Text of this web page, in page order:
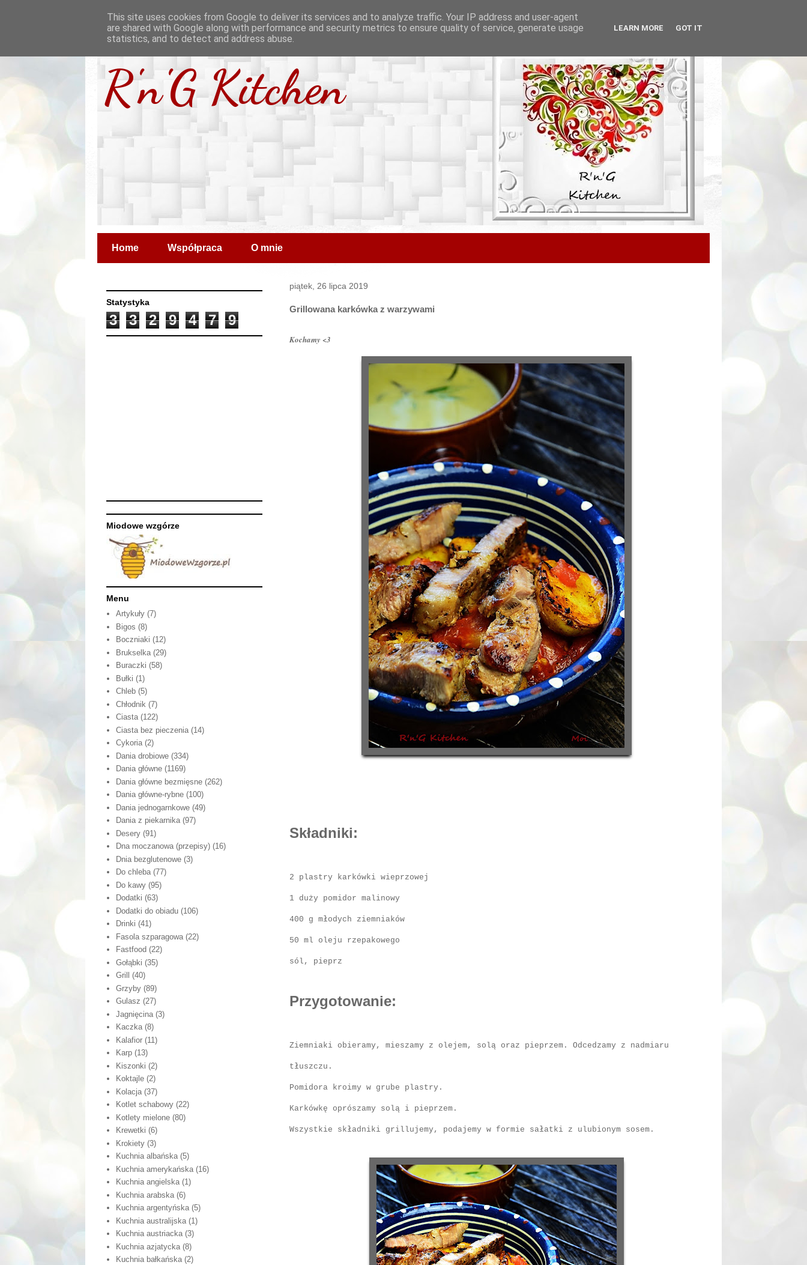
R'n'G Kitchen
Home Współpraca O mnie
piątek, 26 lipca 2019
Grillowana karkówka z warzywami
Kochamy <3
Składniki:
2 plastry karkówki wieprzowej
1 duży pomidor malinowy
400 g młodych ziemniaków
50 ml oleju rzepakowego
sól, pieprz
Przygotowanie:
Ziemniaki obieramy, mieszamy z olejem, solą oraz pieprzem. Odcedzamy z nadmiaru
tłuszczu.
Pomidora kroimy w grube plastry.
Karkówkę oprószamy solą i pieprzem.
Wszystkie składniki grillujemy, podajemy w formie sałatki z ulubionym sosem.
Statystyka
3 3 2 9 4 7 9
Miodowe wzgórze
Menu
Artykuły (7)
Bigos (8)
Boczniaki (12)
Brukselka (29)
Buraczki (58)
Bułki (1)
Chleb (5)
Chłodnik (7)
Ciasta (122)
Ciasta bez pieczenia (14)
Cykoria (2)
Dania drobiowe (334)
Dania główne (1169)
Dania główne bezmięsne (262)
Dania główne-rybne (100)
Dania jednogarnkowe (49)
Dania z piekarnika (97)
Desery (91)
Dna moczanowa (przepisy) (16)
Dnia bezglutenowe (3)
Do chleba (77)
Do kawy (95)
Dodatki (63)
Dodatki do obiadu (106)
Drinki (41)
Fasola szparagowa (22)
Fastfood (22)
Gołąbki (35)
Grill
(40)
Grzyby (89)
Gulasz (27)
Jagnięcina (3)
Kaczka (8)
Kalafior (11)
Karp (13)
Kiszonki (2)
Koktajle (2)
Kolacja (37)
Kotlet schabowy (22)
Kotlety mielone (80)
Krewetki (6)
Krokiety (3)
Kuchnia albańska (5)
Kuchnia amerykańska (16)
Kuchnia angielska (1)
Kuchnia arabska (6)
Kuchnia argentyńska (5)
Kuchnia australijska (1)
Kuchnia austriacka (3)
Kuchnia azjatycka (8)
Kuchnia bałkańska (2)
This site uses cookies from Google to deliver its services and to analyze traffic. Your IP address and user-agent
are shared with Google along with performance and security metrics to ensure quality of service, generate usage
statistics, and to detect and address abuse.
LEARN MORE GOT IT